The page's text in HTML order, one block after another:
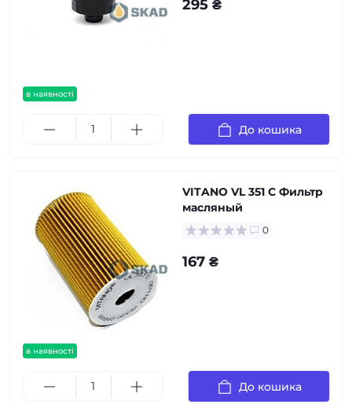
в наявності
295 ₴
До кошика
в наявності
VITANO VL 351 С Фильтр
масляный
0
167 ₴
До кошика